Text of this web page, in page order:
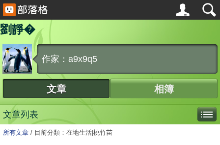
劉靜�
作家：a9x9q5
文章 相簿
文章列表
所有文章 / 目前分類：在地生活|桃竹苗